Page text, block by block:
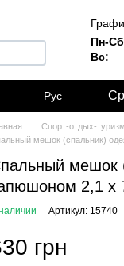
Пн-
Вс:
Рус
Спорт-отдых-туризм
мешок (спальник)
мешок
2,1 x
Артикул: 15740
грн